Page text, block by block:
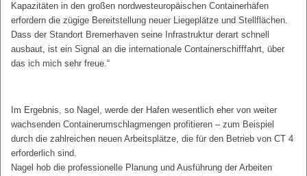
Kapazitäten in den großen nordwesteuropäischen Containerhäfen
erfordern die zügige Bereitstellung neuer Liegeplätze und Stellflächen.
Dass der Standort Bremerhaven seine Infrastruktur derart schnell
ausbaut, ist ein Signal an die internationale Containerschifffahrt, über
das ich mich sehr freue.“
Im Ergebnis, so Nagel, werde der Hafen wesentlich eher von weiter
wachsenden Containerumschlagmengen profitieren – zum Beispiel
durch die zahlreichen neuen Arbeitsplätze, die für den Betrieb von CT 4
erforderlich sind.
Nagel hob die professionelle Planung und Ausführung der Arbeiten